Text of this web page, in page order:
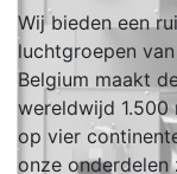
Wij bieden een
luchtgroepen
Belgium maakt
wereldwijd 1.500
op vier
onze